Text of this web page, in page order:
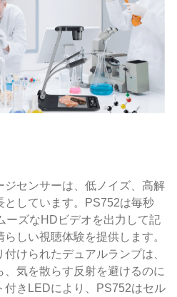
ジセンサーは、低ノイズ、高解
としています。PS752は毎秒
ーズなHDビデオを出力して記
しい視聴体験を提供します。
けられたデュアルランプは、
気を散らす反射を避けるのに
付きLEDにより、PS752はセル